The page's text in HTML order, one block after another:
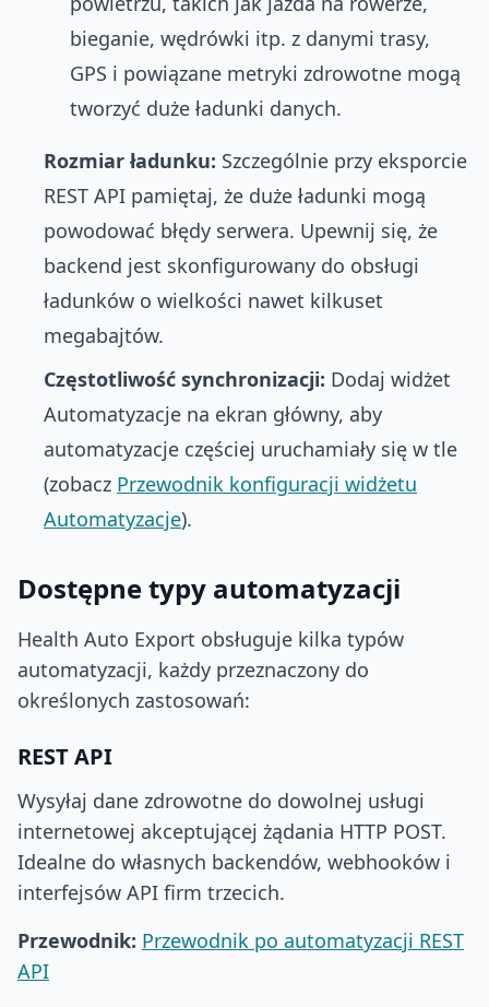
bieganie, wędrówki itp. z danymi trasy,
GPS i powiązane metryki zdrowotne mogą
tworzyć duże ładunki danych.
Rozmiar ładunku: Szczególnie przy eksporcie
REST API pamiętaj, że duże ładunki mogą
powodować błędy serwera. Upewnij się, że
backend jest skonfigurowany do obsługi
ładunków o wielkości nawet kilkuset
megabajtów.
Częstotliwość synchronizacji: Dodaj widżet
Automatyzacje na ekran główny, aby
automatyzacje częściej uruchamiały się w tle
(zobacz Przewodnik konfiguracji widżetu
Automatyzacje).
Dostępne typy automatyzacji
Health Auto Export obsługuje kilka typów
automatyzacji, każdy przeznaczony do
określonych zastosowań:
REST API
Wysyłaj dane zdrowotne do dowolnej usługi
internetowej akceptującej żądania HTTP POST.
Idealne do własnych backendów, webhooków i
interfejsów API firm trzecich.
Przewodnik: Przewodnik po automatyzacji REST
API